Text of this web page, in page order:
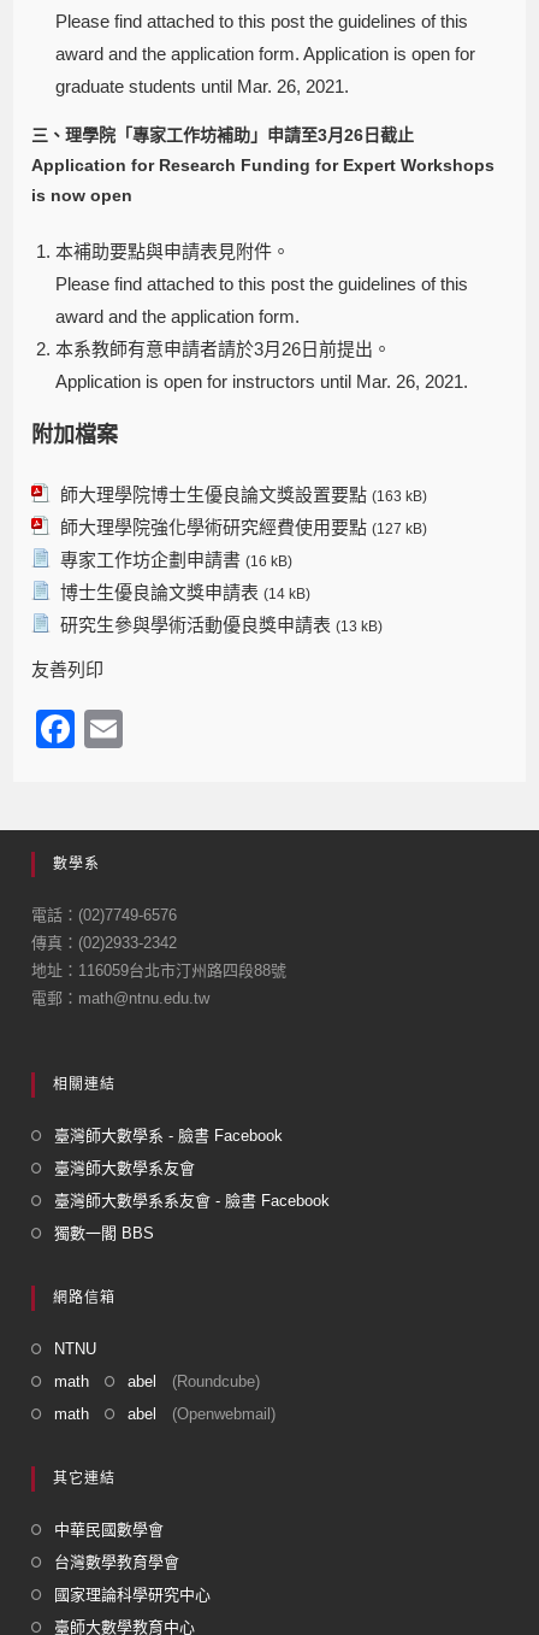
Please find attached to this post the guidelines of this
award and the application form. Application is open for
graduate students until Mar. 26, 2021.
三、理學院「專家工作坊補助」申請至3月26日截止
Application for Research Funding for Expert Workshops
is now open
本補助要點與申請表見附件。
Please find attached to this post the guidelines of this
award and the application form.
本系教師有意申請者請於3月26日前提出。
Application is open for instructors until Mar. 26, 2021.
附加檔案
師大理學院博士生優良論文獎設置要點 (163 kB)
師大理學院強化學術研究經費使用要點 (127 kB)
專家工作坊企劃申請書 (16 kB)
博士生優良論文獎申請表 (14 kB)
研究生參與學術活動優良獎申請表 (13 kB)
友善列印
F
e
b
o
o
k
數學系
電話：(02)7749-6576
傳真：(02)2933-2342
地址：116059台北市汀州路四段88號
電郵：math@ntnu.edu.tw
相關連結
臺灣師大數學系 - 臉書 Facebook
臺灣師大數學系友會
臺灣師大數學系系友會 - 臉書 Facebook
獨數一閣 BBS
網路信箱
NTNU
math
abel
(Roundcube)
math
abel (Openwebmail)
其它連結
中華民國數學會
台灣數學教育學會
國家理論科學研究中心
臺師大數學教育中心